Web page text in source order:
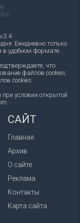
Ежедневно только
в удобном формате.
что
файлов cookies.
cookies.
условии открытой
САЙТ
Главная
Архив
О сайте
Реклама
Контакты
Карта сайта